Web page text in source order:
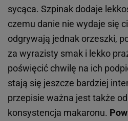
sycąca. Szpinak dodaje
czemu danie nie wydaje się
odgrywają jednak orzeszki,
za wyrazisty smak i lekko
poświęcić chwilę na ich
stają się jeszcze bardziej
przepisie ważna jest także
konsystencja makaronu.